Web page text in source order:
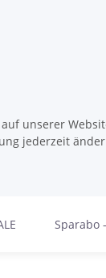
unserer
jederzeit
Sparabo